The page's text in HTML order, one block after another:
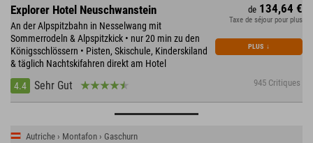
Explorer Hotel Neuschwanstein
An der Alpspitzbahn in Nesselwang mit
Sommerrodeln & Alpspitzkick • nur 20 min zu den
Königsschlössern • Pisten, Skischule, Kinderskiland
& täglich Nachtskifahren direkt am Hotel
4.4
Sehr Gut 945 Critiques
de 134,64 €
Taxe de séjour pour plus
PLUS ↓
Autriche › Montafon › Gaschurn